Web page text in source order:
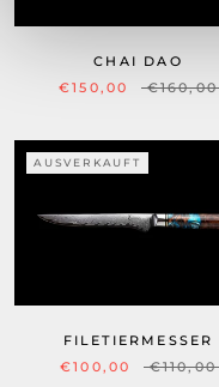
CHAI DAO
€150,00
€160,00
AUSVERKAUFT
FILETIERMESSER
€100,00
€110,00